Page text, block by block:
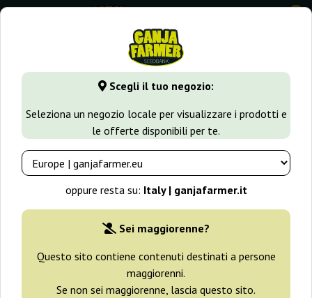
Scegli il tuo negozio:
Seleziona un negozio locale per visualizzare i prodotti e
le offerte disponibili per te.
oppure resta su: Italy | ganjafarmer.it
Sei maggiorenne?
Questo sito contiene contenuti destinati a persone
maggiorenni.
Se non sei maggiorenne, lascia questo sito.
0
GanjaFarmer.it Varietà di Cannabis Critical
Critical Semi
Filtri Ordinamento